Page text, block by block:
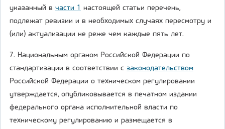
указанный в части 1 настоящей статьи перечень,
подлежат ревизии и в необходимых случаях пересмотру и
(или) актуализации не реже чем каждые пять лет.
7. Национальным органом Российской Федерации по
стандартизации в соответствии с законодательством
Российской Федерации о техническом регулировании
утверждается, опубликовывается в печатном издании
федерального органа исполнительной власти по
техническому регулированию и размещается в